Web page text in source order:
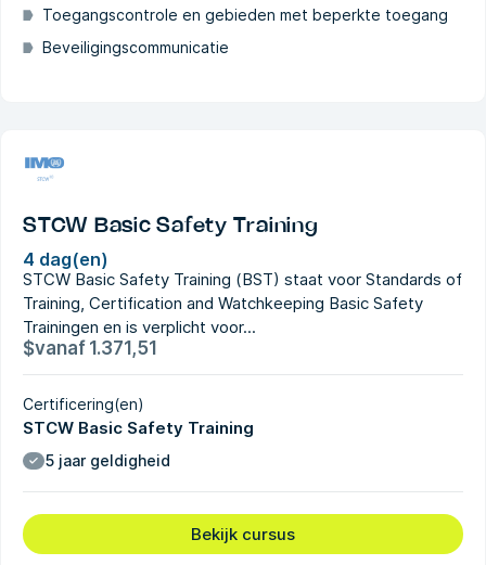
Toegangscontrole en gebieden met beperkte toegang
Beveiligingscommunicatie
STCW Basic Safety Training
4 dag(en)
STCW Basic Safety Training (BST) staat voor Standards of
Training, Certification and Watchkeeping Basic Safety
Trainingen en is verplicht voor...
$vanaf 1.371,51
Certificering(en)
STCW Basic Safety Training
5 jaar geldigheid
Bekijk cursus